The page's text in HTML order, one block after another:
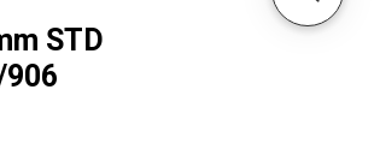
STD